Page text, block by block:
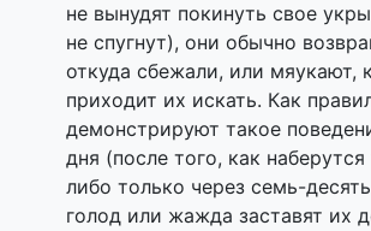
не вынудят покинуть свое
не спугнут), они обычно
откуда сбежали, или мяукают,
приходит их искать. Как
демонстрируют такое
дня (после того, как
либо только через семь-
голод или жажда заставят их